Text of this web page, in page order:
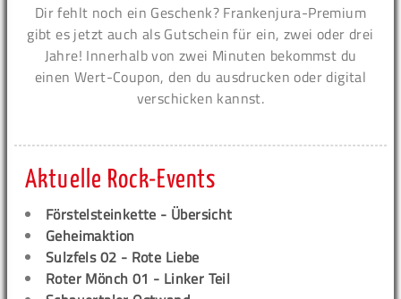
Dir fehlt noch ein Geschenk? Frankenjura-Premium
gibt es jetzt auch als Gutschein für ein, zwei oder drei
Jahre! Innerhalb von zwei Minuten bekommst du
einen Wert-Coupon, den du ausdrucken oder digital
verschicken kannst.
Aktuelle Rock-Events
Förstelsteinkette - Übersicht
Geheimaktion
Sulzfels 02 - Rote Liebe
Roter Mönch 01 - Linker Teil